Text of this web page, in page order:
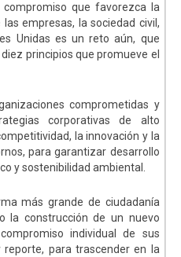
que favorezca la
empresas, la sociedad civil,
Unidas es un reto aún, que
principios que promueve el
comprometidas y
corporativas de alto
la innovación y la
para garantizar desarrollo
y sostenibilidad ambiental.
más grande de ciudadanía
la construcción de un nuevo
individual de sus
para trascender en la